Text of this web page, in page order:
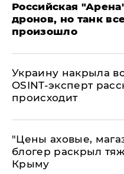
​Российская
дронов, но танк
произошло
​Украину накрыла
OSINT-эксперт
происходит
​"Цены аховые,
блогер раскрыл
Крыму